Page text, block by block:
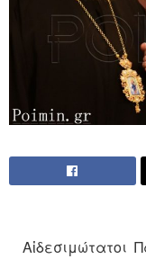
Αἰδεσιμώτατοι